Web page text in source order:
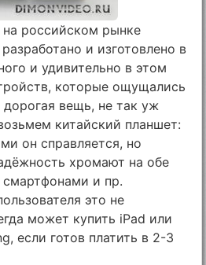
на российском рынке
и изготовлено в
и удивительно в этом
которые ощущались
дорогая вещь, не так уж
китайский планшет:
он справляется, но
хромают на обе
и пр.
это не
может купить iPad или
если готов платить в 2-3